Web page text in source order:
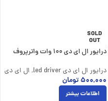
SOLD
OUT
درایور ال ای دی 100 وات واترپروف
درایور ال ای دی led driver
, ال ای دی
۵۰۰,۰۰۰تومان
اطلاعات بیشتر